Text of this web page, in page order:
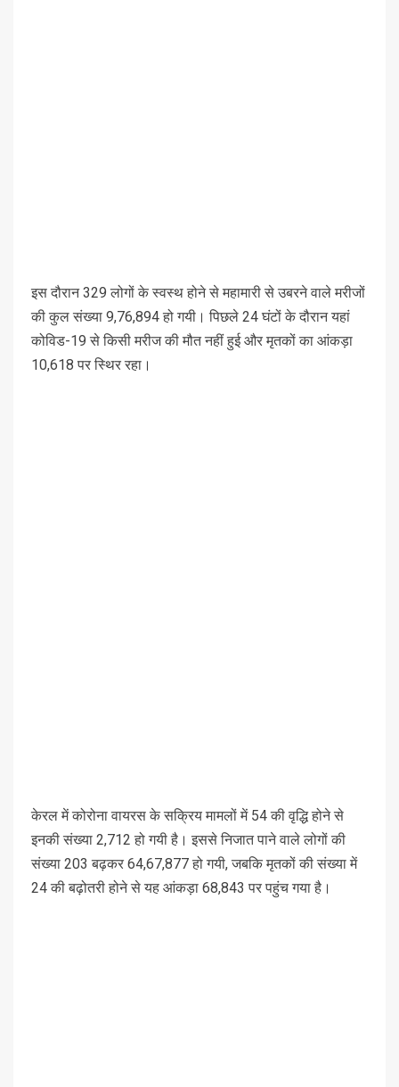
इस दौरान 329 लोगों के स्वस्थ होने से महामारी से उबरने वाले मरीजों
की कुल संख्या 9,76,894 हो गयी। पिछले 24 घंटों के दौरान यहां
कोविड-19 से किसी मरीज की मौत नहीं हुई और मृतकों का आंकड़ा
10,618 पर स्थिर रहा।
केरल में कोरोना वायरस के सक्रिय मामलों में 54 की वृद्धि होने से
इनकी संख्या 2,712 हो गयी है। इससे निजात पाने वाले लोगों की
संख्या 203 बढ़कर 64,67,877 हो गयी, जबकि मृतकों की संख्या में
24 की बढ़ोतरी होने से यह आंकड़ा 68,843 पर पहुंच गया है।